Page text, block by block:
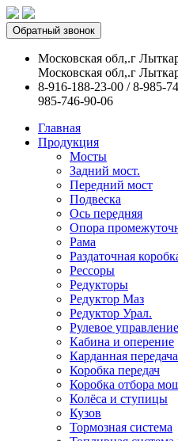
Обратный звонок
Московская обл,.г
Московская обл,.г
8-916-188-23-00 / 8-985-
985-746-90-06
Главная
Продукция
Мосты
Задний мост.
Передний мост
Подвеска
Ось передняя
Опора
Рама
Раздаточная
Рессоры
Редукторы
Редуктор Маз
Редуктор Урал.
Рулевое управление
Кабина и оперение
Карданная передача
Коробка передач
Коробка отбора
Колёса и ступицы
Кузов
Тормозная система